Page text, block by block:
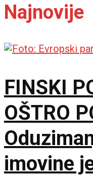
Najnovije
FINSKI
OŠTRO
imovine